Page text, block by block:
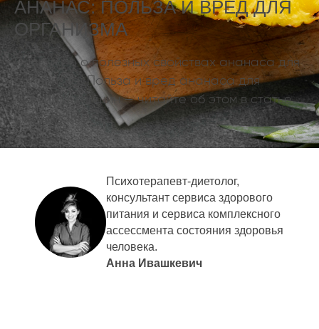
АНАНАС: ПОЛЬЗА И ВРЕД ДЛЯ
ОРГАНИЗМА
Подробно о полезных свойствах ананаса для
организма. Польза и вред ананаса для
мужчин и женщин — читайте об этом в статье
Elementaree.
Психотерапевт-диетолог,
консультант сервиса здорового
питания и сервиса комплексного
ассессмента состояния здоровья
человека.
Анна Ивашкевич